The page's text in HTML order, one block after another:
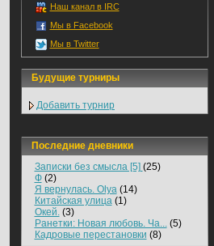
Наш канал в IRC
Мы в Facebook
Мы в Twitter
Будущие турниры
Добавить турнир
Последние дневники
Записки без смысла [5] (25)
Ф(2)
Я вернулась. Olya(14)
Китайская улица(1)
Окей.(3)
Ранетки: Новая любовь. Ча...(5)
Кадровые перестановки (8)